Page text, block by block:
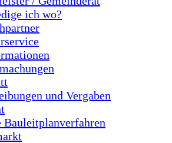
ich wo?
und Vergaben
Bauleitplanverfahren